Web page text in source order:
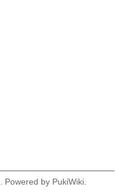
. Powered by PukiWiki.